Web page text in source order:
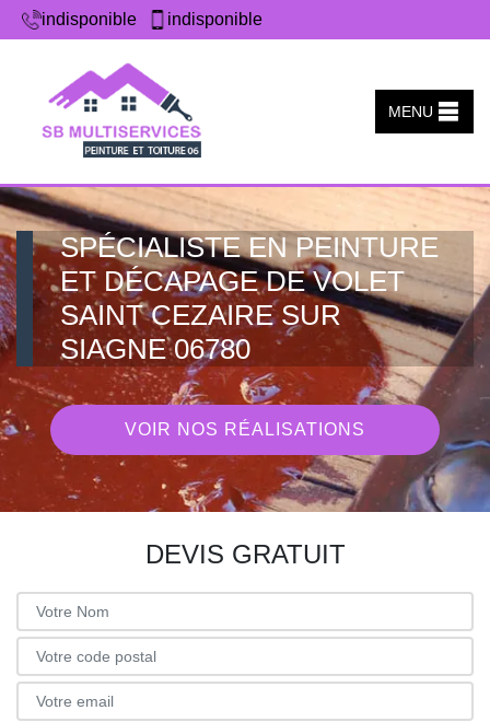
indisponible indisponible
MENU
SPÉCIALISTE EN PEINTURE
ET DÉCAPAGE DE VOLET
SAINT CEZAIRE SUR
SIAGNE 06780
VOIR NOS RÉALISATIONS
DEVIS GRATUIT